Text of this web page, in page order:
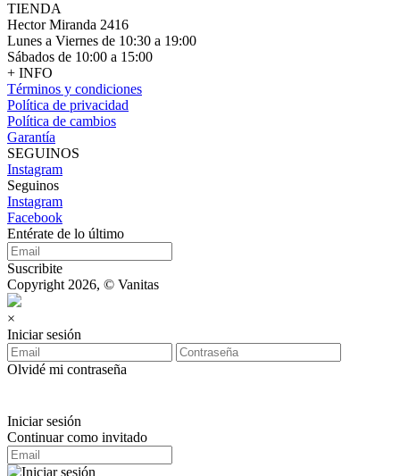
TIENDA
Hector Miranda 2416
Lunes a Viernes de 10:30 a 19:00
Sábados de 10:00 a 15:00
+ INFO
Términos y condiciones
Política de privacidad
Política de cambios
Garantía
SEGUINOS
Instagram
Seguinos
Instagram
Facebook
Entérate de lo último
Suscribite
Copyright 2026, © Vanitas
×
Iniciar sesión
Olvidé mi contraseña
Iniciar sesión
Continuar como invitado